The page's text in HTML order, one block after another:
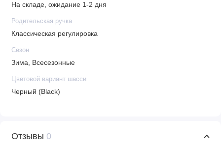
На складе, ожидание 1-2 дня
Родительская ручка
Классическая регулировка
Сезон
Зима, Всесезонные
Цветовой вариант шасси
Черный (Black)
Отзывы 0